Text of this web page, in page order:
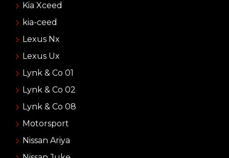
Kia Xceed
kia-ceed
Lexus Nx
Lexus Ux
Lynk & Co 01
Lynk & Co 02
Lynk & Co 08
Motorsport
Nissan Ariya